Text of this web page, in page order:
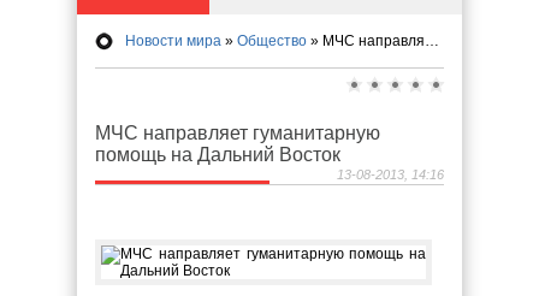
Эволюция управления: Как ALD Pro меняет
Идеи, куда сходить с детьми в парки, музеи и
Новости мира » Общество » МЧС направляет гуманитарную помощь на Дальний Восток
МЧС направляет гуманитарную
помощь на Дальний Восток
13-08-2013, 14:16